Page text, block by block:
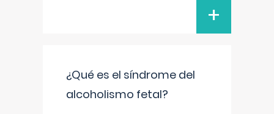
+
¿Qué es el síndrome del
alcoholismo fetal?